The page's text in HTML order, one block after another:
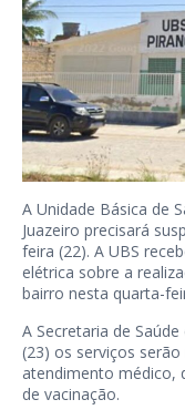
A Unidade Básica de
Juazeiro precisará
feira (22). A UBS
elétrica sobre a
bairro nesta quarta-
A Secretaria de
(23) os serviços
atendimento médico,
de vacinação.